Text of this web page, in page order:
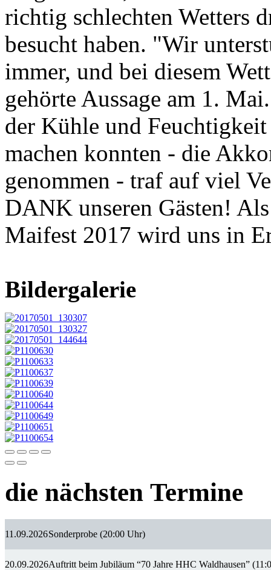
richtig schlechten Wetters
besucht haben. "Wir
immer, und bei diesem
gehörte Aussage am 1.
der Kühle und
machen konnten - die
genommen - traf auf viel
DANK unseren Gästen!
Maifest 2017 wird uns in
Bildergalerie
die nächsten Termine
11.09.2026Sonderprobe (20:00 Uhr)
20.09.2026Auftritt beim Jubiläum “70 Jahre HHC Waldhausen”